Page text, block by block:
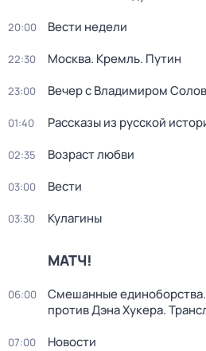
20:00 Вести недели
22:30 Москва. Кремль. Путин
23:00 Вечер с Владимиром
01:40 Рассказы из русской
02:35 Возраст любви
03:00 Вести
03:30 Кулагины
МАТЧ!
06:00
Смешанные
против Дэна Хукера.
07:00 Новости